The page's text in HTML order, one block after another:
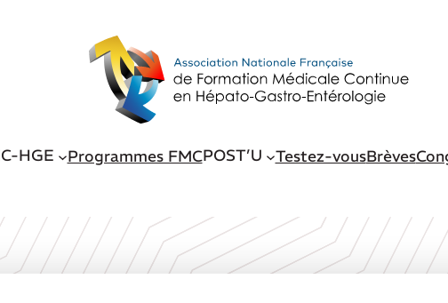
HGE Programmes FMCPOST’U Testez-vousBrèves